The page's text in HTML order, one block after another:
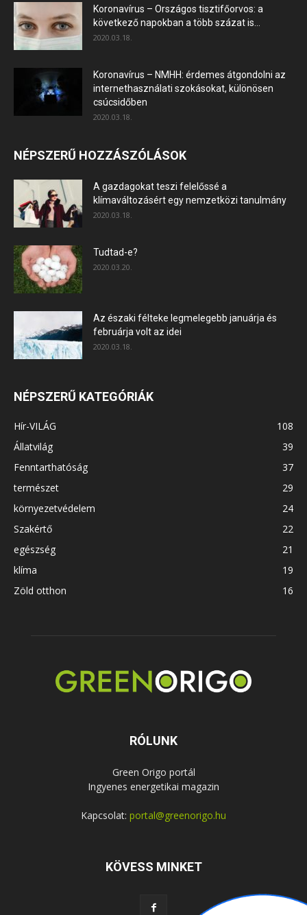
Koronavírus – Országos tisztifőorvos: a
következő napokban a több százat is...
2020.03.18.
Koronavírus – NMHH: érdemes átgondolni az
internethasználati szokásokat, különösen
csúcsidőben
2020.03.18.
NÉPSZERŰ HOZZÁSZÓLÁSOK
A gazdagokat teszi felelőssé a
klímaváltozásért egy nemzetközi tanulmány
2020.03.18.
Tudtad-e?
2020.03.20.
Az északi félteke legmelegebb januárja és
februárja volt az idei
2020.03.18.
NÉPSZERŰ KATEGÓRIÁK
Hír-VILÁG
108
Állatvilág
39
Fenntarthatóság
37
természet
29
környezetvédelem
24
Szakértő
22
egészség
21
klíma
19
Zöld otthon
16
RÓLUNK
Green Origo portál
Ingyenes energetikai magazin
Kapcsolat: portal@greenorigo.hu
KÖVESS MINKET